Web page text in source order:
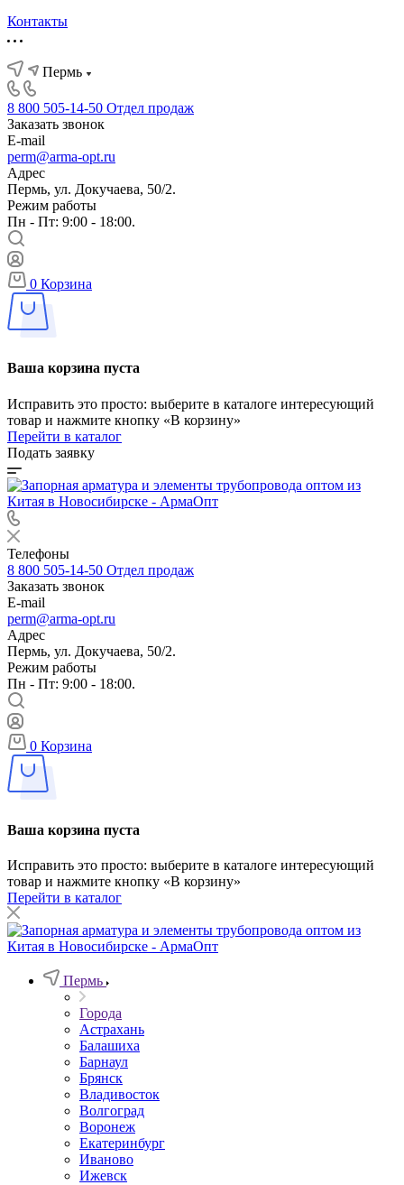
Контакты
Пермь
8 800 505-14-50 Отдел продаж
Заказать звонок
E-mail
perm@arma-opt.ru
Адрес
Пермь, ул. Докучаева, 50/2.
Режим работы
Пн - Пт: 9:00 - 18:00.
0 Корзина
Ваша корзина пуста
Исправить это просто: выберите в каталоге интересующий
товар и нажмите кнопку «В корзину»
Перейти в каталог
Подать заявку
Телефоны
8 800 505-14-50 Отдел продаж
Заказать звонок
E-mail
perm@arma-opt.ru
Адрес
Пермь, ул. Докучаева, 50/2.
Режим работы
Пн - Пт: 9:00 - 18:00.
0 Корзина
Ваша корзина пуста
Исправить это просто: выберите в каталоге интересующий
товар и нажмите кнопку «В корзину»
Перейти в каталог
Пермь
Города
Астрахань
Балашиха
Барнаул
Брянск
Владивосток
Волгоград
Воронеж
Екатеринбург
Иваново
Ижевск